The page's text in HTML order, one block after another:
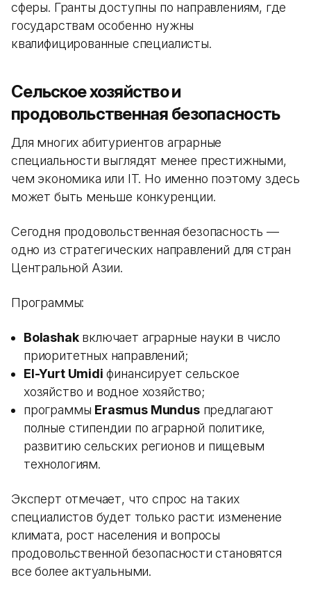
сферы. Гранты доступны по направлениям, где
государствам особенно нужны
квалифицированные специалисты.
Сельское хозяйство и
продовольственная безопасность
Для многих абитуриентов аграрные
специальности выглядят менее престижными,
чем экономика или IT. Но именно поэтому здесь
может быть меньше конкуренции.
Сегодня продовольственная безопасность —
одно из стратегических направлений для стран
Центральной Азии.
Программы:
Bolashakвключает аграрные науки в число
приоритетных направлений;
El-Yurt Umidi финансирует сельское
хозяйство и водное хозяйство;
программы Erasmus Mundusпредлагают
полные стипендии по аграрной политике,
развитию сельских регионов и пищевым
технологиям.
Эксперт отмечает, что спрос на таких
специалистов будет только расти: изменение
климата, рост населения и вопросы
продовольственной безопасности становятся
все более актуальными.